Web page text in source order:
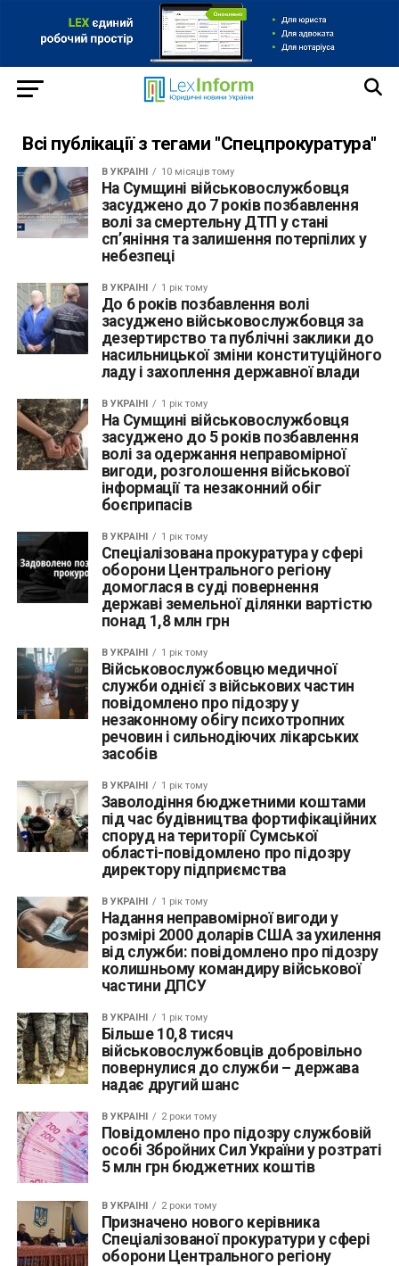
Всі публікації з тегами "Спецпрокуратура"
В УКРАЇНІ 10 місяців тому
На Сумщині військовослужбовця
засуджено до 7 років позбавлення
волі за смертельну ДТП у стані
сп’яніння та залишення потерпілих у
небезпеці
В УКРАЇНІ 1 рік тому
До 6 років позбавлення волі
засуджено військовослужбовця за
дезертирство та публічні заклики до
насильницької зміни конституційного
ладу і захоплення державної влади
В УКРАЇНІ 1 рік тому
На Сумщині військовослужбовця
засуджено до 5 років позбавлення
волі за одержання неправомірної
вигоди, розголошення військової
інформації та незаконний обіг
боєприпасів
В УКРАЇНІ 1 рік тому
Спеціалізована прокуратура у сфері
оборони Центрального регіону
домоглася в суді повернення
державі земельної ділянки вартістю
понад 1,8 млн грн
В УКРАЇНІ 1 рік тому
Військовослужбовцю медичної
служби однієї з військових частин
повідомлено про підозру у
незаконному обігу психотропних
речовин і сильнодіючих лікарських
засобів
В УКРАЇНІ 1 рік тому
Заволодіння бюджетними коштами
під час будівництва фортифікаційних
споруд на території Сумської
області-повідомлено про підозру
директору підприємства
В УКРАЇНІ 1 рік тому
Надання неправомірної вигоди у
розмірі 2000 доларів США за ухилення
від служби: повідомлено про підозру
колишньому командиру військової
частини ДПСУ
В УКРАЇНІ 1 рік тому
Більше 10,8 тисяч
військовослужбовців добровільно
повернулися до служби – держава
надає другий шанс
В УКРАЇНІ 2 роки тому
Повідомлено про підозру службовій
особі Збройних Сил України у розтраті
5 млн грн бюджетних коштів
В УКРАЇНІ 2 роки тому
Призначено нового керівника
Спеціалізованої прокуратури у сфері
оборони Центрального регіону